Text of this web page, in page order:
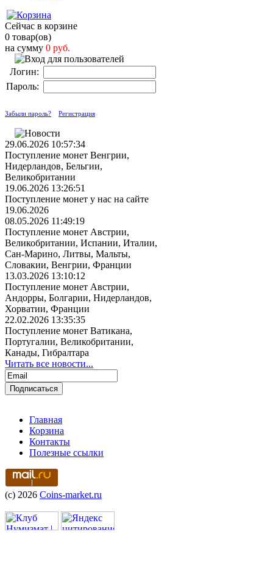
Сейчас в корзине
0 товар(ов)
на сумму 0 руб.
Логин:
Пароль:
Забыли пароль? Регистрация
29.06.2026 10:57:34
Поступление монет Венгрии,
Нидерландов, Бельгии,
Великобритании
19.06.2026 13:26:51
Поступление монет у нас на сайте
19.06.2026
08.05.2026 11:49:19
Поступление монет Австрии,
Великобритании, Испании, Италии,
Сан-Марино, Литвы, Мальты,
Словакии, Венгрии, Франции
13.03.2026 13:10:12
Поступление монет Австрии,
Андорры, Болгарии, Нидерландов,
Хорватии, Франции
22.02.2026 13:35:35
Поступление монет Ватикана,
Португалии, Великобритании,
Канады, Гибралтара
Читать все новости...
Главная
Корзина
Контакты
Полезные ссылки
(c) 2026 Coins-market.ru